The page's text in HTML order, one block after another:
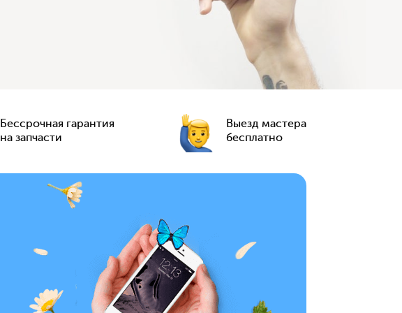
Бессрочная гарантия
на запчасти
Выезд мастера
бесплатно